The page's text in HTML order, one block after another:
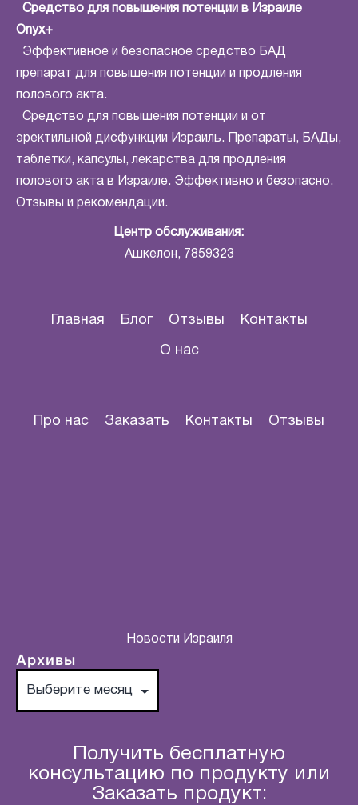
Средство для повышения потенции в Израиле
Onyx+
Эффективное и безопасное средство БАД
препарат для повышения потенции и продления
полового акта.
Средство для повышения потенции и от
эректильной дисфункции Израиль. Препараты, БАДы,
таблетки, капсулы, лекарства для продления
полового акта в Израиле. Эффективно и безопасно.
Отзывы и рекомендации.
Центр обслуживания:
Ашкелон, 7859323
Главная Блог Отзывы Контакты
О нас
Про нас Заказать Контакты Отзывы
Новости Израиля
Архивы
Получить бесплатную
консультацию по продукту или
Заказать продукт: